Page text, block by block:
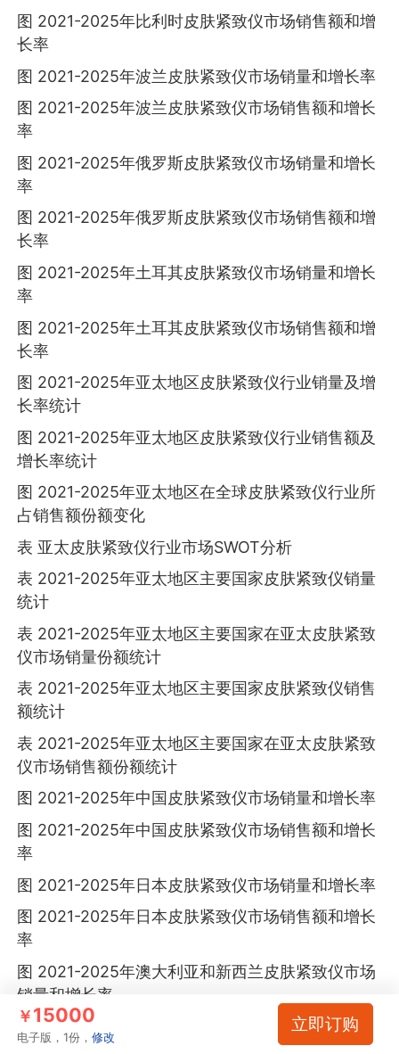
图 2021-2025年比利时皮肤紧致仪市场销售额和增
长率
图 2021-2025年波兰皮肤紧致仪市场销量和增长率
图 2021-2025年波兰皮肤紧致仪市场销售额和增长
率
图 2021-2025年俄罗斯皮肤紧致仪市场销量和增长
率
图 2021-2025年俄罗斯皮肤紧致仪市场销售额和增
长率
图 2021-2025年土耳其皮肤紧致仪市场销量和增长
率
图 2021-2025年土耳其皮肤紧致仪市场销售额和增
长率
图 2021-2025年亚太地区皮肤紧致仪行业销量及增
长率统计
图 2021-2025年亚太地区皮肤紧致仪行业销售额及
增长率统计
图 2021-2025年亚太地区在全球皮肤紧致仪行业所
占销售额份额变化
表 亚太皮肤紧致仪行业市场SWOT分析
表 2021-2025年亚太地区主要国家皮肤紧致仪销量
统计
表 2021-2025年亚太地区主要国家在亚太皮肤紧致
仪市场销量份额统计
表 2021-2025年亚太地区主要国家皮肤紧致仪销售
额统计
表 2021-2025年亚太地区主要国家在亚太皮肤紧致
仪市场销售额份额统计
图 2021-2025年中国皮肤紧致仪市场销量和增长率
图 2021-2025年中国皮肤紧致仪市场销售额和增长
率
图 2021-2025年日本皮肤紧致仪市场销量和增长率
图 2021-2025年日本皮肤紧致仪市场销售额和增长
率
图 2021-2025年澳大利亚和新西兰皮肤紧致仪市场
销量和增长率
图 2021-2025年澳大利亚和新西兰皮肤紧致仪市场
销售额和增长率
￥15000
电子版，1份，修改
立即订购